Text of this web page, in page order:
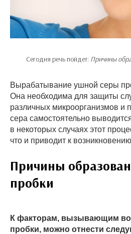
Сегодня речь пойдет: Причины
Вырабатывание ушной серы
Она необходима для защиты
различных микроорганизмов и
сера самостоятельно
в некоторых случаях этот
что и приводит к
Причины
пробки
К факторам, вызывающим
пробки, можно отнести